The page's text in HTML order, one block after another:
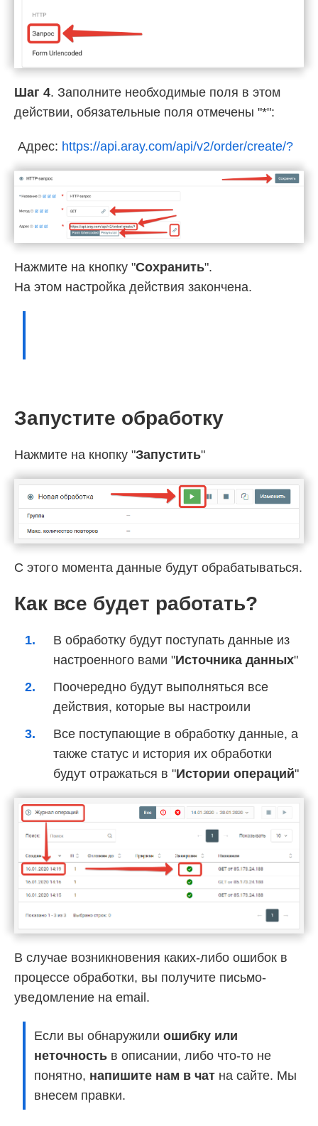
Шаг 4. Заполните необходимые поля в этом
действии, обязательные поля отмечены "*":
Адрес: https://api.aray.com/api/v2/order/create/?
Нажмите на кнопку "Сохранить".
На этом настройка действия закончена.
Запустите обработку
Нажмите на кнопку "Запустить"
С этого момента данные будут обрабатываться.
Как все будет работать?
В обработку будут поступать данные из
настроенного вами "Источника данных"
Поочередно будут выполняться все
действия, которые вы настроили
Все поступающие в обработку данные, а
также статус и история их обработки
будут отражаться в "Истории операций"
В случае возникновения каких-либо ошибок в
процессе обработки, вы получите письмо-
уведомление на email.
Если вы обнаружили ошибку или
неточность в описании, либо что-то не
понятно, напишите нам в чат на сайте. Мы
внесем правки.